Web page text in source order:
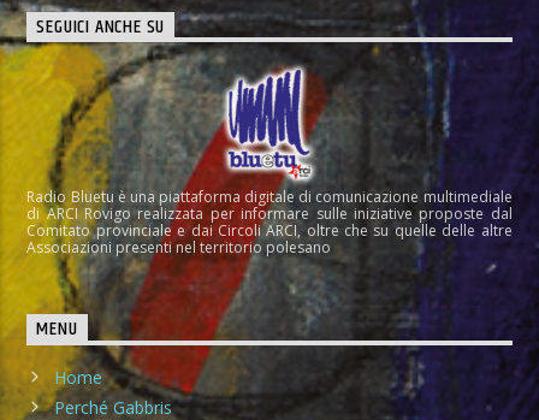
SEGUICI ANCHE SU
Radio Bluetu è una piattaforma digitale di comunicazione multimediale
di ARCI Rovigo realizzata per informare sulle iniziative proposte dal
Comitato provinciale e dai Circoli ARCI, oltre che su quelle delle altre
Associazioni presenti nel territorio polesano
MENU
Home
Perché Gabbris